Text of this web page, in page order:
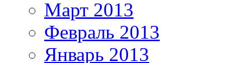
Март 2013
Февраль 2013
Январь 2013